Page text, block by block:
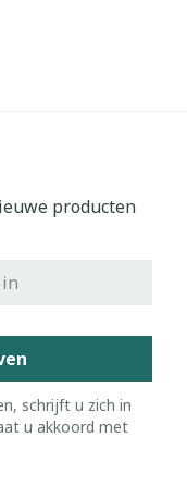
producten
schrijft u zich in
u akkoord met